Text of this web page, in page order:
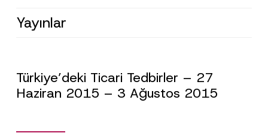
Yayınlar
Türkiye’deki Ticari Tedbirler – 27
Haziran 2015 – 3 Ağustos 2015